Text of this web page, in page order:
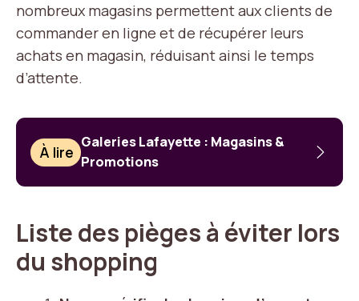
nombreux magasins permettent aux clients de
commander en ligne et de récupérer leurs
achats en magasin, réduisant ainsi le temps
d’attente.
À lire
Galeries Lafayette : Magasins &
Promotions
Liste des pièges à éviter lors
du shopping